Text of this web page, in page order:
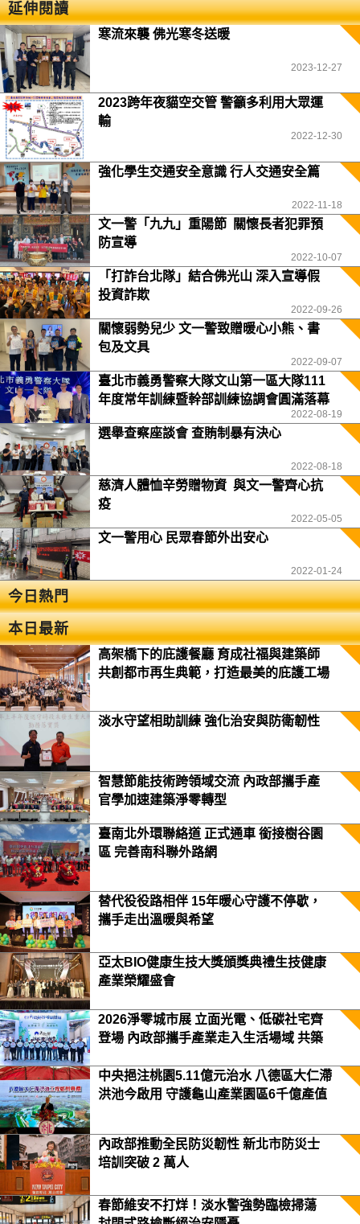
延伸閱讀
寒流來襲 佛光寒冬送暖
2023-12-27
2023跨年夜貓空交管 警籲多利用大眾運
輸
2022-12-30
強化學生交通安全意識 行人交通安全篇
2022-11-18
文一警「九九」重陽節 關懷長者犯罪預
防宣導
2022-10-07
「打詐台北隊」結合佛光山 深入宣導假
投資詐欺
2022-09-26
關懷弱勢兒少 文一警致贈暖心小熊、書
包及文具
2022-09-07
臺北市義勇警察大隊文山第一區大隊111
年度常年訓練暨幹部訓練協調會圓滿落幕
2022-08-19
選舉查察座談會 查賄制暴有決心
2022-08-18
慈濟人體恤辛勞贈物資 與文一警齊心抗
疫
2022-05-05
文一警用心 民眾春節外出安心
2022-01-24
今日熱門
本日最新
高架橋下的庇護餐廳 育成社福與建築師
共創都市再生典範，打造最美的庇護工場
淡水守望相助訓練 強化治安與防衛韌性
智慧節能技術跨領域交流 內政部攜手產
官學加速建築淨零轉型
臺南北外環聯絡道 正式通車 銜接樹谷園
區 完善南科聯外路網
替代役役路相伴 15年暖心守護不停歇，
攜手走出溫暖與希望
亞太BIO健康生技大獎頒獎典禮生技健康
產業榮耀盛會
2026淨零城市展 立面光電、低碳社宅齊
登場 內政部攜手產業走入生活場域 共築
中央挹注桃園5.11億元治水 八德區大仁滯
洪池今啟用 守護龜山產業園區6千億產值
內政部推動全民防災韌性 新北市防災士
培訓突破 2 萬人
春節維安不打烊！淡水警強勢臨檢掃蕩